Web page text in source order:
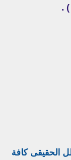
الحقيقى كافة